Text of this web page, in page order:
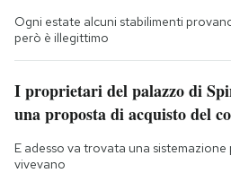
Ogni estate alcuni stabilimenti
però è illegittimo
I proprietari del palazzo di
una proposta di acquisto del
E adesso va trovata una
vivevano